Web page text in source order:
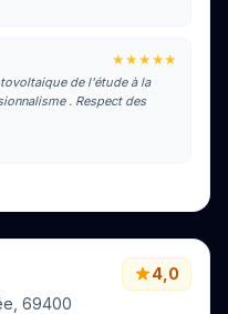
★★★★★
de l'étude à la
. Respect des
69400
4,0